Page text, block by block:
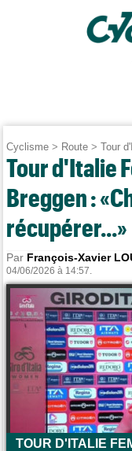
Cyclisme > Route >Tour
Tour d'Italie
Breggen :
récupérer...»
Par François-Xavier
04/06/2026 à 14:57.
TOUR D'ITALIE